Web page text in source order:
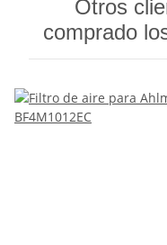
Otros
comprado